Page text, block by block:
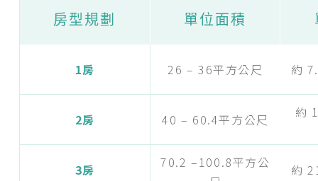
房型規劃 單位面積
1房 26 – 36平方公尺 約
2房 40 – 60.4平方公尺 約
3房
70.2 –100.8平方公
約